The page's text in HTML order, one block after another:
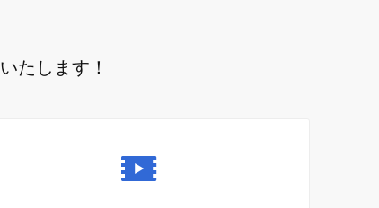
たします！